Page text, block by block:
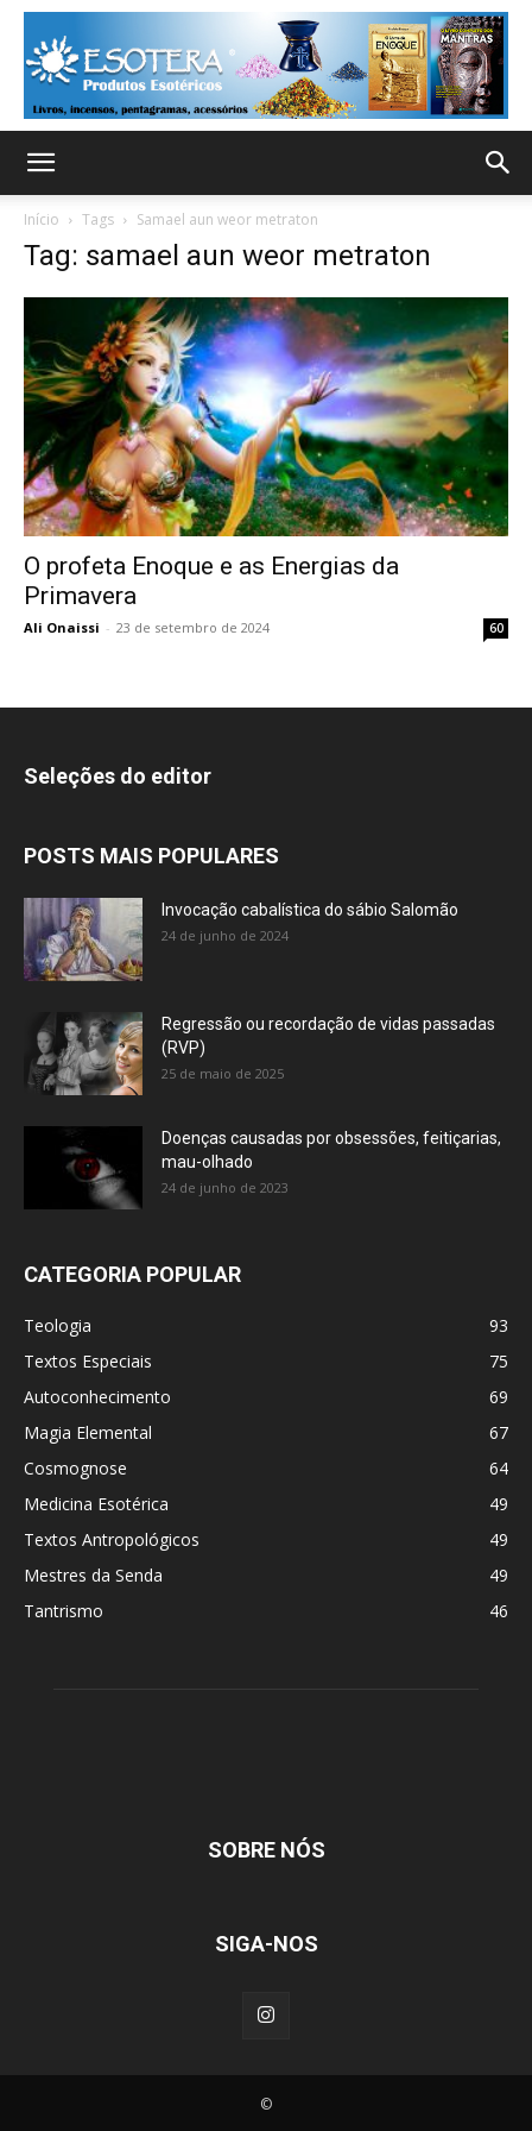
Início Tags Samael aun weor metraton
Tag: samael aun weor metraton
O profeta Enoque e as Energias da
Primavera
Ali Onaissi - 23 de setembro de 2024 60
Seleções do editor
POSTS MAIS POPULARES
Invocação cabalística do sábio Salomão
24 de junho de 2024
Regressão ou recordação de vidas passadas
(RVP)
25 de maio de 2025
Doenças causadas por obsessões, feitiçarias,
mau-olhado
24 de junho de 2023
CATEGORIA POPULAR
Teologia
93
Textos Especiais
75
Autoconhecimento
69
Magia Elemental
67
Cosmognose
64
Medicina Esotérica
49
Textos Antropológicos
49
Mestres da Senda
49
Tantrismo
46
SOBRE NÓS
SIGA-NOS
©